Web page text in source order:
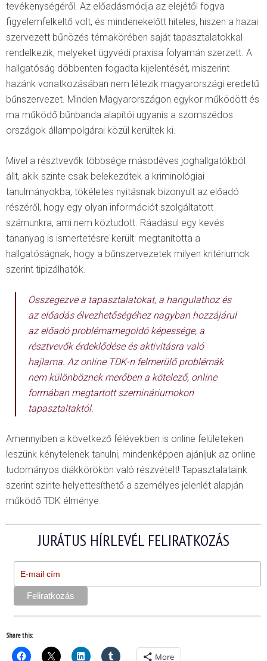
tevékenységéről. Az előadásmódja az elejétől fogva
figyelemfelkeltő volt, és mindenekelőtt hiteles, hiszen a hazai
szervezett bűnözés témakörében saját tapasztalatokkal
rendelkezik, melyeket ügyvédi praxisa folyamán szerzett. A
hallgatóság döbbenten fogadta kijelentését, miszerint
hazánk vonatkozásában nem létezik magyarországi eredetű
bűnszervezet. Minden Magyarországon egykor működött és
ma működő bűnbanda alapítói ugyanis a szomszédos
országok állampolgárai közül kerültek ki.
Mivel a résztvevők többsége másodéves joghallgatókból
állt, akik szinte csak belekezdtek a kriminológiai
tanulmányokba, tökéletes nyitásnak bizonyult az előadó
részéről, hogy egy olyan információt szolgáltatott
számunkra, ami nem köztudott. Ráadásul egy kevés
tananyag is ismertetésre került: megtanította a
hallgatóságnak, hogy a bűnszervezetek milyen kritériumok
szerint tipizálhatók.
Összegezve a tapasztalatokat, a hangulathoz és
az előadás élvezhetőségéhez nagyban hozzájárul
az előadó problémamegoldó képessége, a
résztvevők érdeklődése és aktivitásra való
hajlama. Az online TDK-n felmerülő problémák
nem különböznek merőben a kötelező, online
formában megtartott szemináriumokon
tapasztaltaktól.
Amennyiben a következő félévekben is online felületeken
leszünk kénytelenek tanulni, mindenképpen ajánljuk az online
tudományos diákkörökön való részvételt! Tapasztalataink
szerint szinte helyettesíthető a személyes jelenlét alapján
működő TDK élménye.
JURÁTUS HÍRLEVÉL FELIRATKOZÁS
Share this:
More